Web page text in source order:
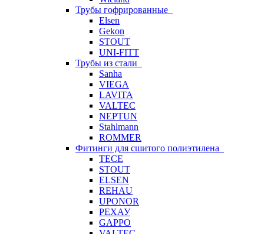
Трубы гофрированные
Elsen
Gekon
STOUT
UNI-FITT
Трубы из стали
Sanha
VIEGA
LAVITA
VALTEC
NEPTUN
Stahlmann
ROMMER
Фитинги для сшитого полиэтилена
TECE
STOUT
ELSEN
REHAU
UPONOR
РЕХАУ
GAPPO